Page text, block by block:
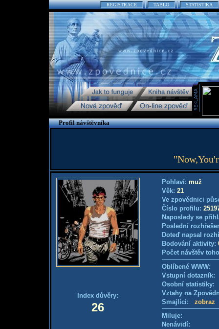
REGISTRACE TABLO STATISTIKA
Profil návštěvníka
Index důvěry:
26
Pohlaví: muž
Věk: 21
Ve zpovědnici
Číslo profilu:
Naposledy se
Poslední
Doteď napsal
Bodování aktivity:
Počet návštěv
Oblíbené WWW:
Vstupní
Osobní
Vztahy na
Smajlíci: zobraz
Miluje:
Nenávidí: